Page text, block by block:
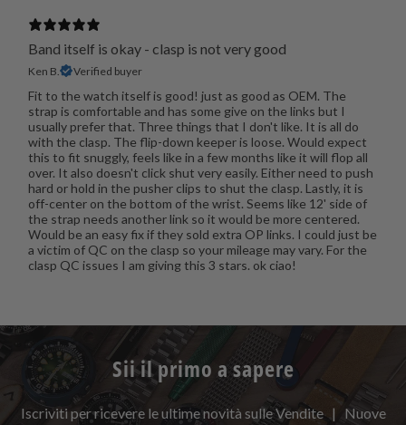
Band itself is okay - clasp is not very good
Ken B. Verified buyer
Fit to the watch itself is good! just as good as OEM. The
strap is comfortable and has some give on the links but I
usually prefer that. Three things that I don't like. It is all do
with the clasp. The flip-down keeper is loose. Would expect
this to fit snuggly, feels like in a few months like it will flop all
over. It also doesn't click shut very easily. Either need to push
hard or hold in the pusher clips to shut the clasp. Lastly, it is
off-center on the bottom of the wrist. Seems like 12' side of
the strap needs another link so it would be more centered.
Would be an easy fix if they sold extra OP links. I could just be
a victim of QC on the clasp so your mileage may vary. For the
clasp QC issues I am giving this 3 stars. ok ciao!
Sii il primo a sapere
Iscriviti per ricevere le ultime novità sulle Vendite | Nuove